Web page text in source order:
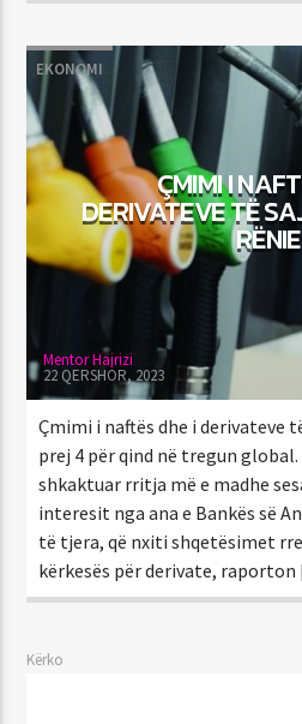
EKONOMI
ÇMIMI I
DERIVATEVE TË
RËNIE
Mentor Hajrizi
22 QERSHOR, 2023
Çmimi i naftës dhe i derivateve
prej 4 për qind në tregun global.
shkaktuar rritja më e madhe
interesit nga ana e Bankës së
të tjera, që nxiti shqetësimet
kërkesës për derivate,
Kërko